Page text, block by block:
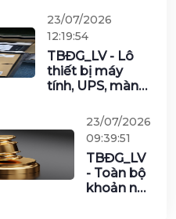
sản xuất và đưa
sử dụng: năm 2005
Văn phòng – Ngân
hàng Nhà nước Việt Nam
23/07/2026
12:19:54
TBĐG_LV - Lô
thiết bị máy
tính, UPS, màn
vật tư khác của
Tổng Công ty
Công nghiệp
Công nghệ cao
Viettel năm
23/07/2026
09:39:51
TBĐG_LV
- Toàn bộ
khoản nợ